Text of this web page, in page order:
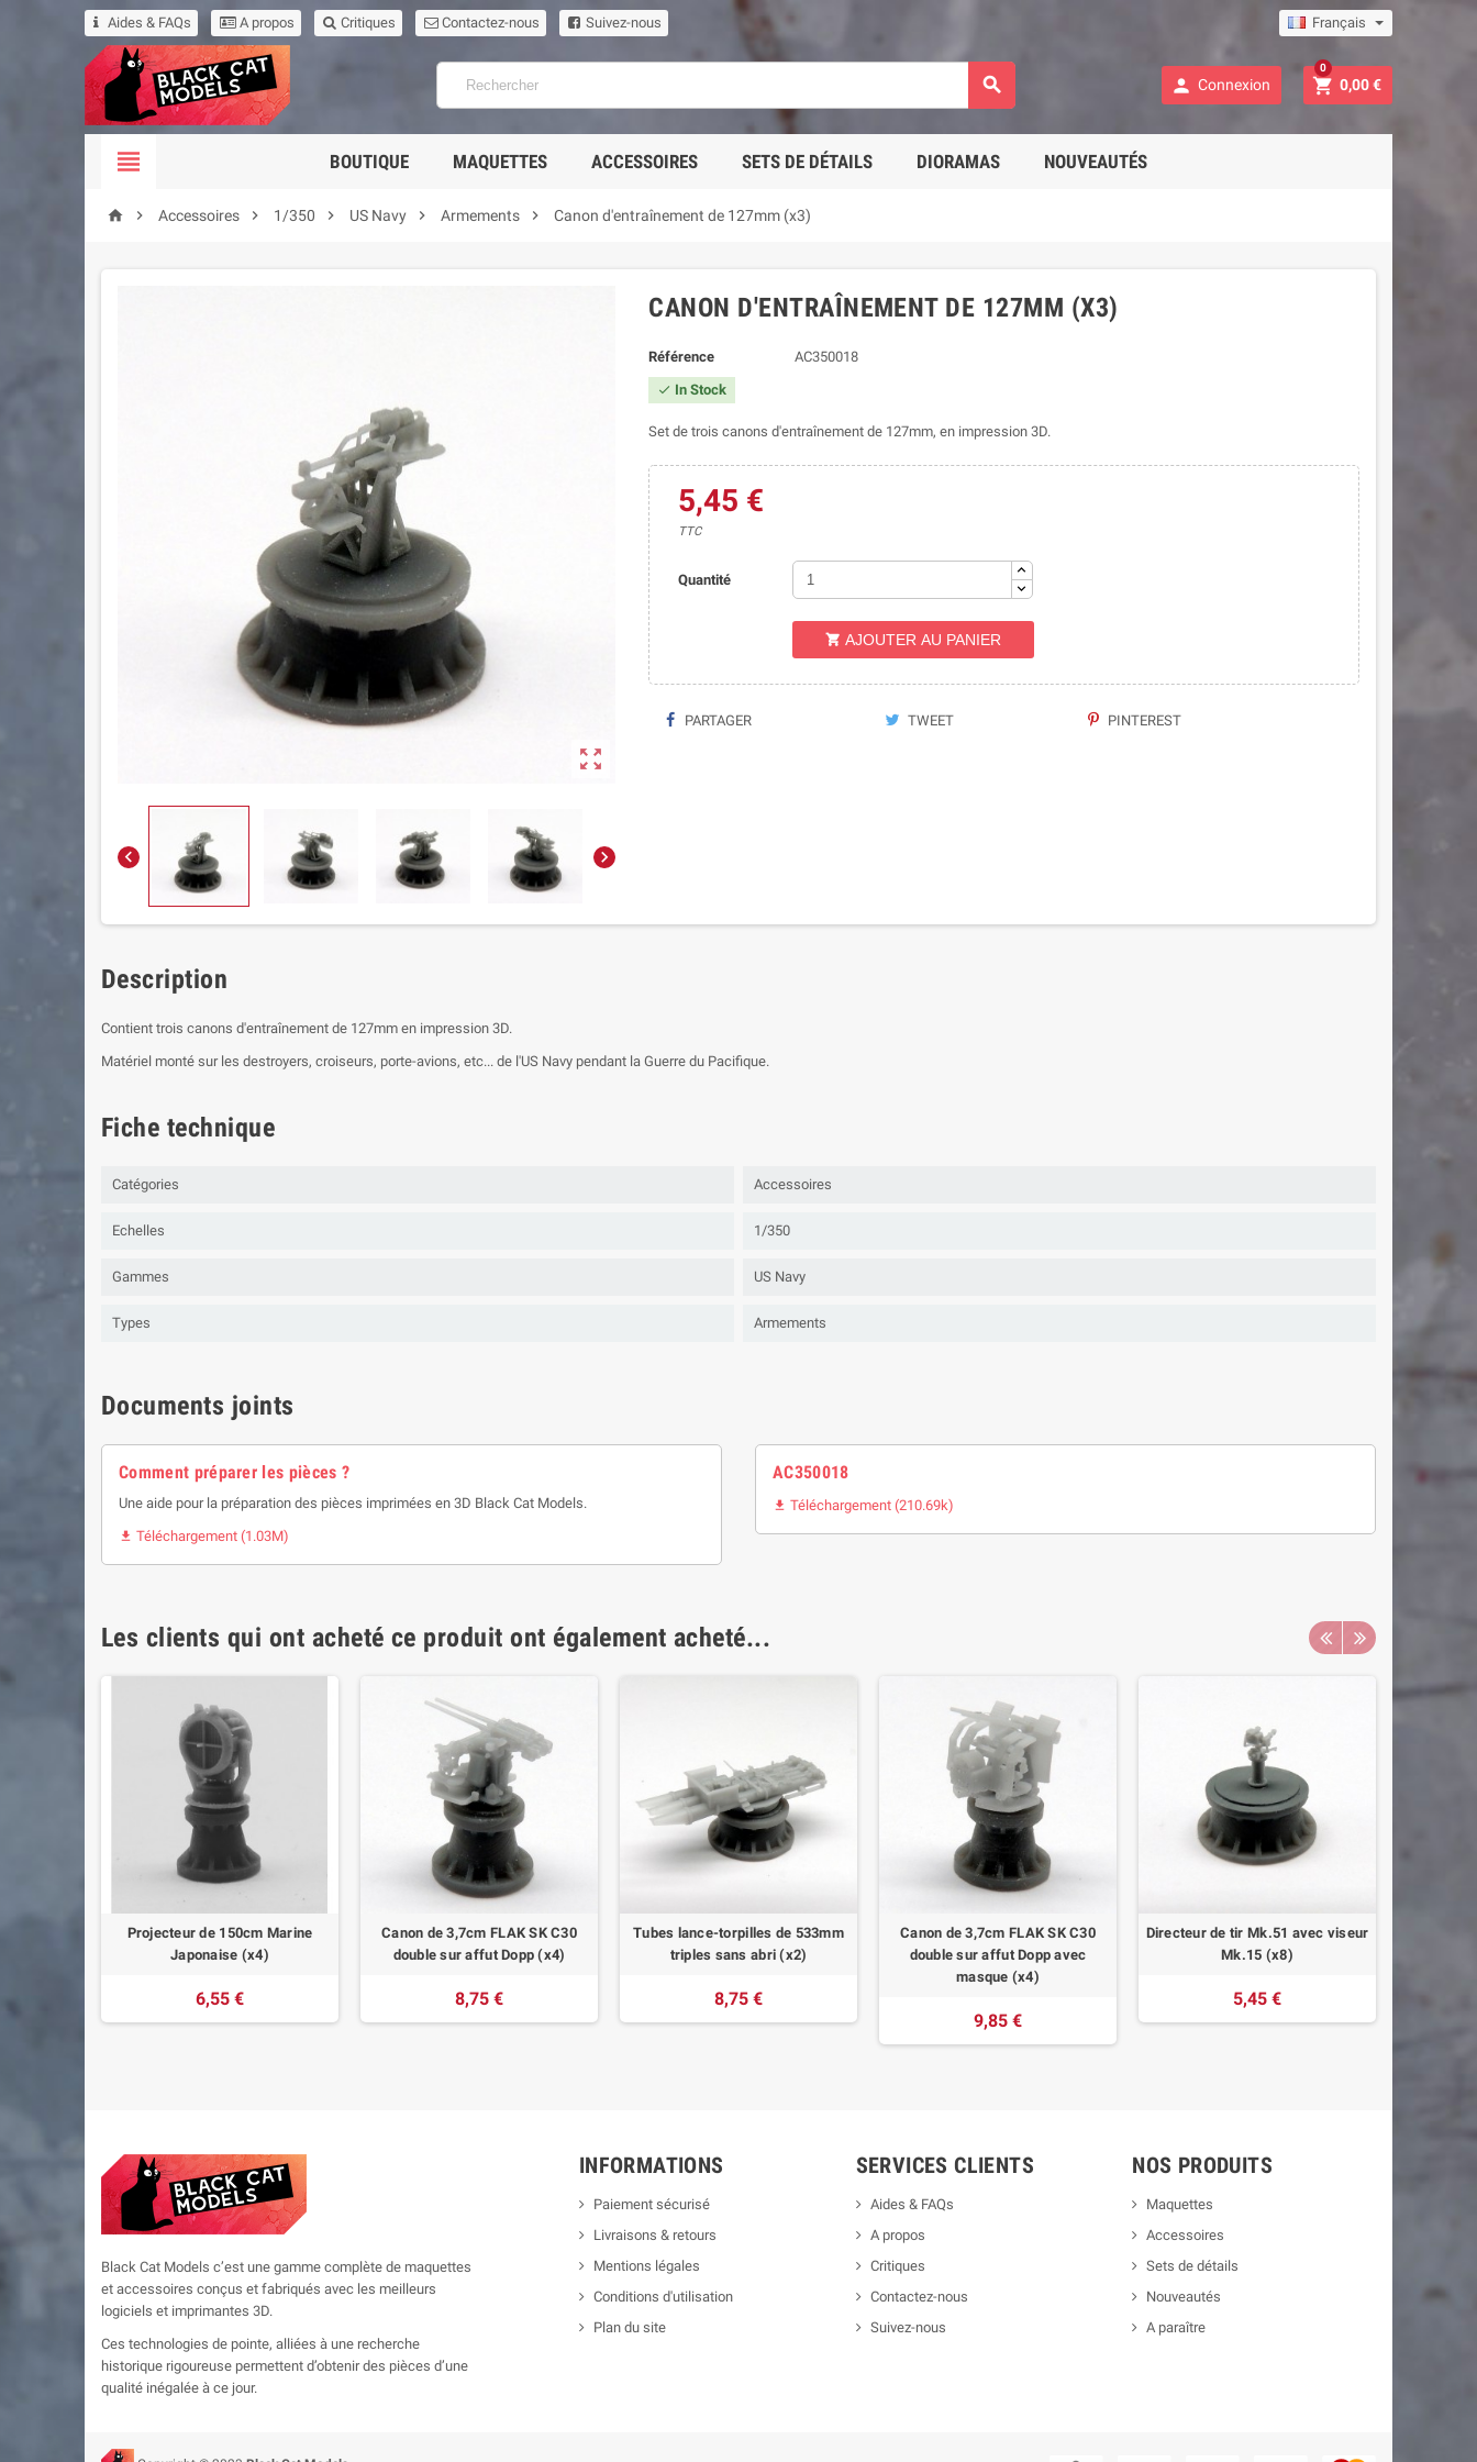
Aides & FAQs A propos Critiques Contactez-nous Suivez-nous Français
  Connexion  0,00 €
0
 BOUTIQUE MAQUETTES ACCESSOIRES SETS DE DÉTAILS DIORAMAS NOUVEAUTÉS
  Accessoires  1/350  US Navy  Armements  Canon d'entraînement de 127mm (x3)

 
CANON D'ENTRAÎNEMENT DE 127MM (X3)
Référence AC350018
 In Stock
Set de trois canons d'entraînement de 127mm, en impression 3D.
5,45 €
TTC
Quantité
 AJOUTER AU PANIER
PARTAGER TWEET PINTEREST
Description
Contient trois canons d'entraînement de 127mm en impression 3D.
Matériel monté sur les destroyers, croiseurs, porte-avions, etc... de l'US Navy pendant la Guerre du Pacifique.
Fiche technique
Catégories Accessoires
Echelles 1/350
Gammes US Navy
Types Armements
Documents joints
Comment préparer les pièces ?
Une aide pour la préparation des pièces imprimées en 3D Black Cat Models.
 Téléchargement (1.03M)
AC350018
 Téléchargement (210.69k)
Les clients qui ont acheté ce produit ont également acheté...
Projecteur de 150cm Marine
Japonaise (x4)
6,55 €
Canon de 3,7cm FLAK SK C30
double sur affut Dopp (x4)
8,75 €
Tubes lance-torpilles de 533mm
triples sans abri (x2)
8,75 €
Canon de 3,7cm FLAK SK C30
double sur affut Dopp avec
masque (x4)
9,85 €
Directeur de tir Mk.51 avec viseur
Mk.15 (x8)
5,45 €
Black Cat Models c’est une gamme complète de maquettes
et accessoires conçus et fabriqués avec les meilleurs
logiciels et imprimantes 3D.
Ces technologies de pointe, alliées à une recherche
historique rigoureuse permettent d’obtenir des pièces d’une
qualité inégalée à ce jour.
INFORMATIONS
Paiement sécurisé
Livraisons & retours
Mentions légales
Conditions d'utilisation
Plan du site
SERVICES CLIENTS
Aides & FAQs
A propos
Critiques
Contactez-nous
Suivez-nous
NOS PRODUITS
Maquettes
Accessoires
Sets de détails
Nouveautés
A paraître